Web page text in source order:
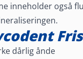
inneholder også
dårlig ånde